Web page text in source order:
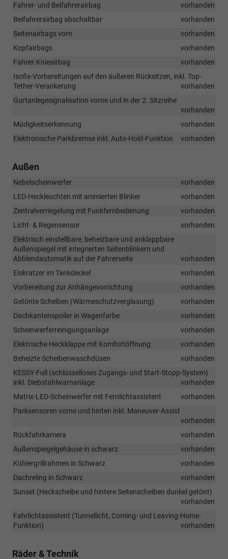
Fahrer- und Beifahrerairbag
vorhanden
Beifahrerairbag abschaltbar
vorhanden
Seitenairbags vorn
vorhanden
Kopfairbags
vorhanden
Fahrer-Knieairbag
vorhanden
Isofix-Vorbereitungen auf den äußeren Rücksitzen, inkl. Top-
Tether-Verankerung
vorhanden
Gurtanlegesignalisation vorne und in der 2. Sitzreihe
vorhanden
Müdigkeitserkennung
vorhanden
Elektronische Parkbremse inkl. Auto-Hold-Funktion
vorhanden
Außen
Nebelscheinwerfer
vorhanden
LED-Heckleuchten mit animierten Blinker
vorhanden
Zentralverriegelung mit Funkfernbedienung
vorhanden
Licht- & Regensensor
vorhanden
Elektrisch einstellbare, beheizbare und anklappbare
Außenspiegel mit integrierten Seitenblinkern und
Abblendautomatik auf der Fahrerseite
vorhanden
Eiskratzer im Tankdeckel
vorhanden
Vorbereitung zur Anhängevorrichtung
vorhanden
Getönte Scheiben (Wärmeschutzverglasung)
vorhanden
Dachkantenspoiler in Wagenfarbe
vorhanden
Scheinwerferreinigungsanlage
vorhanden
Elektrische Heckklappe mit Komfortöffnung
vorhanden
Beheizte Scheibenwaschdüsen
vorhanden
KESSY-Full (schlüsselloses Zugangs- und Start-Stopp-System)
inkl. Diebstahlwarnanlage
vorhanden
Matrix-LED-Scheinwerfer mit Fernlichtassistent
vorhanden
Parksensoren vorne und hinten inkl. Maneuver-Assist
vorhanden
Rückfahrkamera
vorhanden
Außenspiegelgehäuse in schwarz
vorhanden
Kühlergrillrahmen in Schwarz
vorhanden
Dachreling in Schwarz
vorhanden
Sunset (Heckscheibe und hintere Seitenscheiben dunkel getönt)
vorhanden
Fahrlichtassistent (Tunnellicht, Coming- und Leaving-Home-
Funktion)
vorhanden
Räder & Technik